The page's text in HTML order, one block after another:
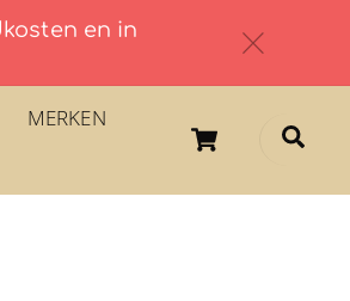
en in
c
Cart
MERKEN